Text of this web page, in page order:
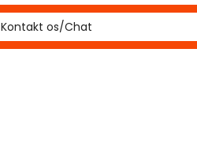
Kontakt os/Chat